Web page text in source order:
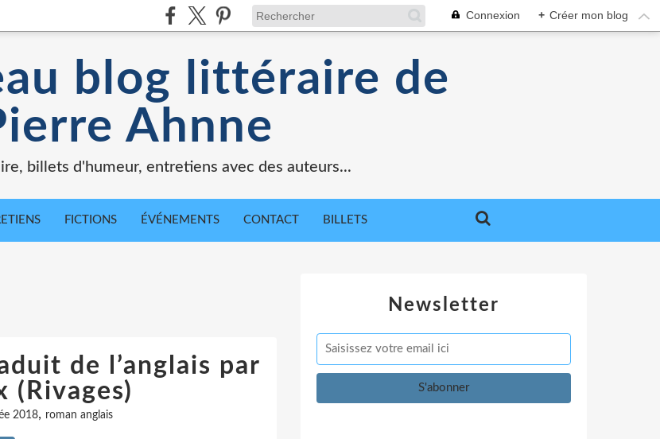
Connexion + Créer mon blog
blog littéraire de
Ahnne
billets d'humeur, entretiens avec des auteurs...
FICTIONS ÉVÉNEMENTS CONTACT BILLETS
de l’anglais par
(Rivages)
2018, roman anglais
Newsletter